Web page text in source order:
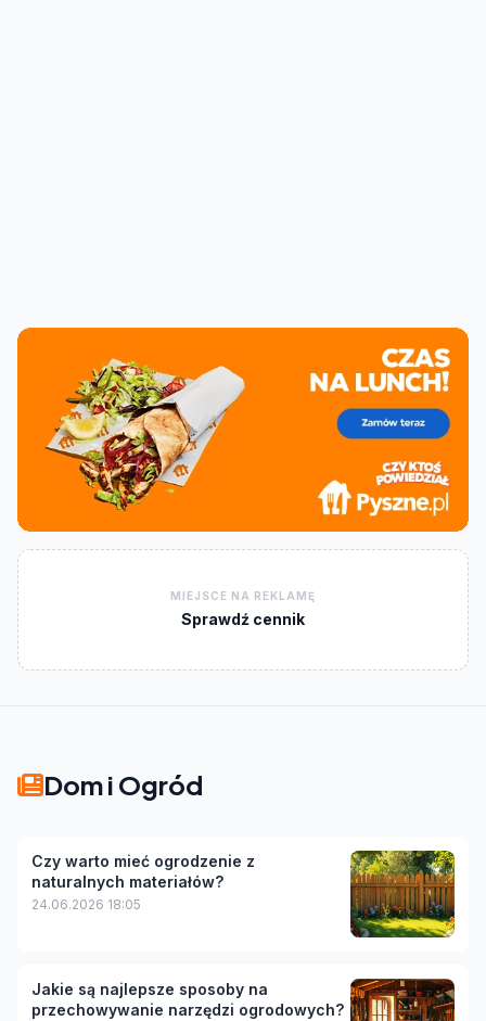
MIEJSCE NA REKLAMĘ
Sprawdź cennik
Dom i Ogród
Czy warto mieć ogrodzenie z
naturalnych materiałów?
24.06.2026 18:05
Jakie są najlepsze sposoby na
przechowywanie narzędzi ogrodowych?